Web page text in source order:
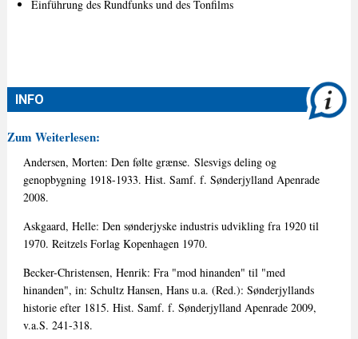
Einführung des Rundfunks und des Tonfilms
INFO
Zum Weiterlesen:
Andersen, Morten: Den følte grænse. Slesvigs deling og
genopbygning 1918-1933. Hist. Samf. f. Sønderjylland Apenrade
2008.
Askgaard, Helle: Den sønderjyske industris udvikling fra 1920 til
1970. Reitzels Forlag Kopenhagen 1970.
Becker-Christensen, Henrik: Fra "mod hinanden" til "med
hinanden", in: Schultz Hansen, Hans u.a. (Red.): Sønderjyllands
historie efter 1815. Hist. Samf. f. Sønderjylland Apenrade 2009,
v.a.S. 241-318.